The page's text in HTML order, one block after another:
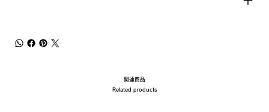
関連商品
Related products